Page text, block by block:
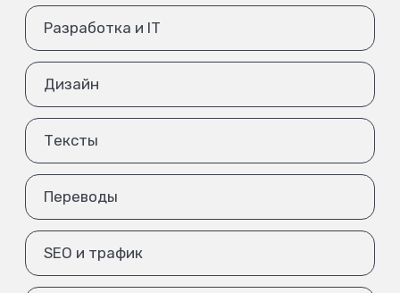
Разработка и IT
Дизайн
Тексты
Переводы
SEO и трафик